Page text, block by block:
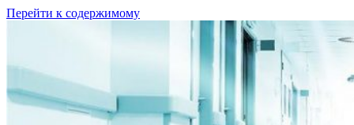
Перейти к содержимому